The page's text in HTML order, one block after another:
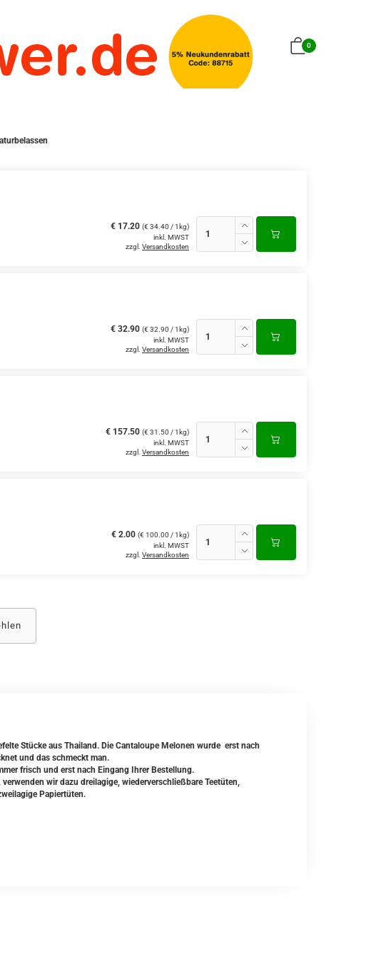
0
€ 17.20 (€ 34.40 / 1kg)
inkl. MWST
zzgl. Versandkosten
€ 32.90 (€ 32.90 / 1kg)
inkl. MWST
zzgl. Versandkosten
€ 157.50 (€ 31.50 / 1kg)
inkl. MWST
zzgl. Versandkosten
€ 2.00 (€ 100.00 / 1kg)
inkl. MWST
zzgl. Versandkosten
Stücke aus Thailand. Die Cantaloupe Melonen wurde erst nach
und das schmeckt man.
frisch und erst nach Eingang Ihrer Bestellung.
wir dazu dreilagige, wiederverschließbare Teetüten,
Papiertüten.